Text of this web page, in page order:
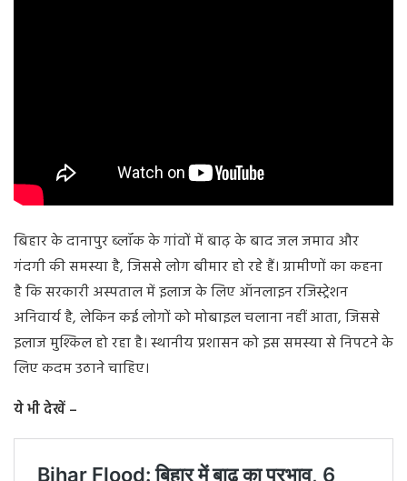
बिहार के दानापुर ब्लॉक के गांवों में बाढ़ के बाद जल जमाव और
गंदगी की समस्या है, जिससे लोग बीमार हो रहे हैं। ग्रामीणों का कहना
है कि सरकारी अस्पताल में इलाज के लिए ऑनलाइन रजिस्ट्रेशन
अनिवार्य है, लेकिन कई लोगों को मोबाइल चलाना नहीं आता, जिससे
इलाज मुश्किल हो रहा है। स्थानीय प्रशासन को इस समस्या से निपटने के
लिए कदम उठाने चाहिए।
ये भी देखें –